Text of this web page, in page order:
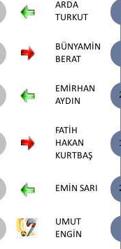
ARDA
TURKUT
BÜNYAMİN
BERAT
EMİRHAN
AYDIN
FATİH
HAKAN
KURTBAŞ
EMİN SARI
UMUT
ENGİN